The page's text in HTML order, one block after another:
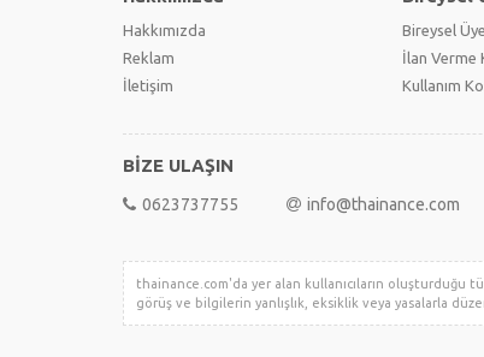
Hakkımızda
Reklam
İletişim
Bireysel
İlan Verme
Kullanım
BİZE ULAŞIN
0623737755 info@thainance.com
thainance.com'da yer alan kullanıcıların oluşturduğu
görüş ve bilgilerin yanlışlık, eksiklik veya yasalarla